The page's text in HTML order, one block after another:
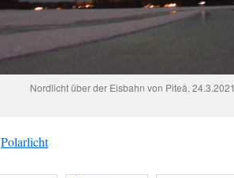
Nordlicht über der Eisbahn von Piteå, 24.3.2021
Polarlicht